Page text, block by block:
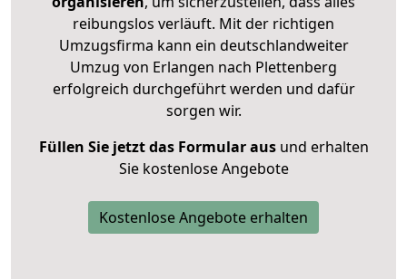
reibungslos verläuft. Mit der richtigen
Umzugsfirma kann ein deutschlandweiter
Umzug von Erlangen nach Plettenberg
erfolgreich durchgeführt werden und dafür
sorgen wir.
Füllen Sie jetzt das Formular ausund erhalten
Sie kostenlose Angebote
Kostenlose Angebote erhalten